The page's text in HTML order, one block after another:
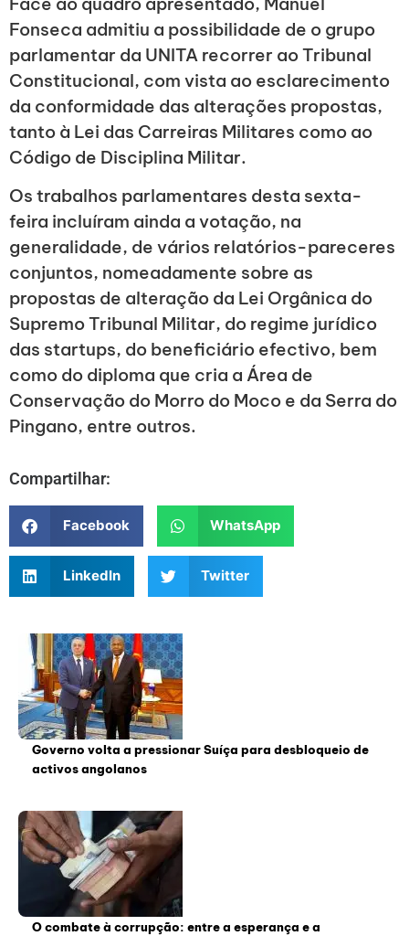
Fonseca admitiu a possibilidade de o grupo
parlamentar da UNITA recorrer ao Tribunal
Constitucional, com vista ao esclarecimento
da conformidade das alterações propostas,
tanto à Lei das Carreiras Militares como ao
Código de Disciplina Militar.
Os trabalhos parlamentares desta sexta-
feira incluíram ainda a votação, na
generalidade, de vários relatórios-pareceres
conjuntos, nomeadamente sobre as
propostas de alteração da Lei Orgânica do
Supremo Tribunal Militar, do regime jurídico
das startups, do beneficiário efectivo, bem
como do diploma que cria a Área de
Conservação do Morro do Moco e da Serra do
Pingano, entre outros.
Compartilhar:
Facebook WhatsApp
LinkedIn Twitter
Governo volta a pressionar Suíça para desbloqueio de
activos angolanos
O combate à corrupção: entre a esperança e a